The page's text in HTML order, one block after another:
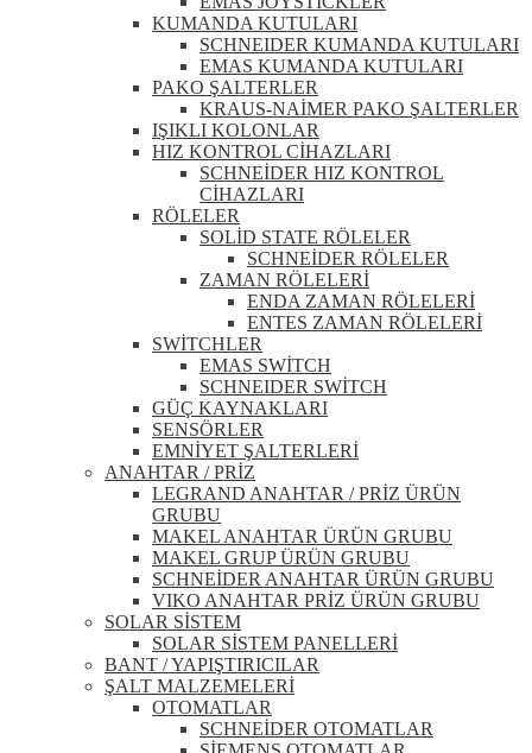
KUMANDA KUTULARI
SCHNEIDER KUMANDA KUTULARI
EMAS KUMANDA KUTULARI
PAKO ŞALTERLER
KRAUS-NAİMER PAKO ŞALTERLER
IŞIKLI KOLONLAR
HIZ KONTROL CİHAZLARI
SCHNEİDER HIZ KONTROL
CİHAZLARI
RÖLELER
SOLİD STATE RÖLELER
SCHNEİDER RÖLELER
ZAMAN RÖLELERİ
ENDA ZAMAN RÖLELERİ
ENTES ZAMAN RÖLELERİ
SWİTCHLER
EMAS SWİTCH
SCHNEIDER SWİTCH
GÜÇ KAYNAKLARI
SENSÖRLER
EMNİYET ŞALTERLERİ
ANAHTAR / PRİZ
LEGRAND ANAHTAR / PRİZ ÜRÜN
GRUBU
MAKEL ANAHTAR ÜRÜN GRUBU
MAKEL GRUP ÜRÜN GRUBU
SCHNEİDER ANAHTAR ÜRÜN GRUBU
VIKO ANAHTAR PRİZ ÜRÜN GRUBU
SOLAR SİSTEM
SOLAR SİSTEM PANELLERİ
BANT / YAPIŞTIRICILAR
ŞALT MALZEMELERİ
OTOMATLAR
SCHNEİDER OTOMATLAR